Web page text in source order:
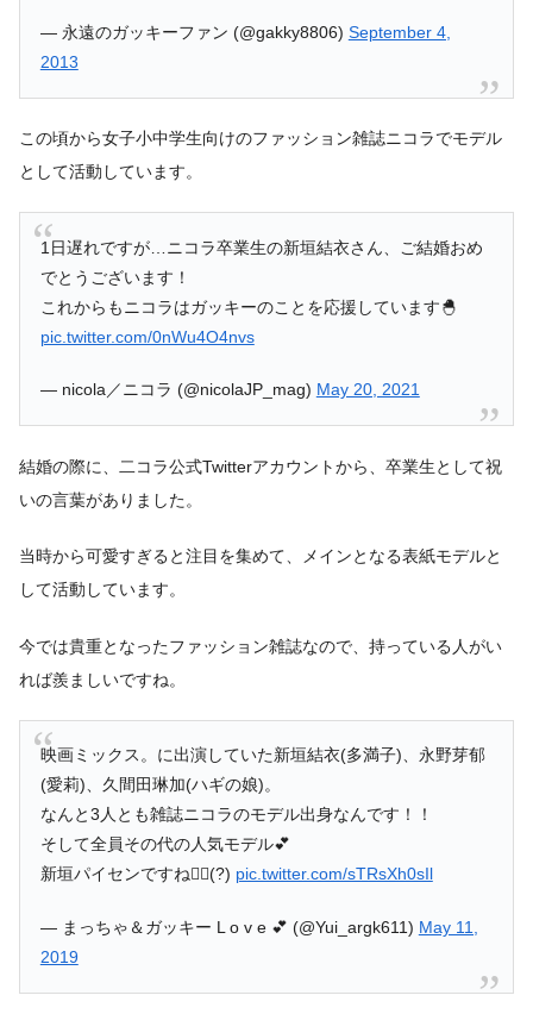
— 永遠のガッキーファン (@gakky8806) September 4,
2013
この頃から女子小中学生向けのファッション雑誌ニコラでモデル
として活動しています。
1日遅れですが…ニコラ卒業生の新垣結衣さん、ご結婚おめ
でとうございます！
これからもニコラはガッキーのことを応援しています🐣
pic.twitter.com/0nWu4O4nvs
— nicola／ニコラ (@nicolaJP_mag) May 20, 2021
結婚の際に、二コラ公式Twitterアカウントから、卒業生として祝
いの言葉がありました。
当時から可愛すぎると注目を集めて、メインとなる表紙モデルと
して活動しています。
今では貴重となったファッション雑誌なので、持っている人がい
れば羨ましいですね。
映画ミックス。に出演していた新垣結衣(多満子)、永野芽郁
(愛莉)、久間田琳加(ハギの娘)。
なんと3人とも雑誌ニコラのモデル出身なんです！！
そして全員その代の人気モデル💕
新垣パイセンですね👍🏻(?) pic.twitter.com/sTRsXh0sIl
— まっちゃ＆ガッキー L o v e 💕 (@Yui_argk611) May 11,
2019